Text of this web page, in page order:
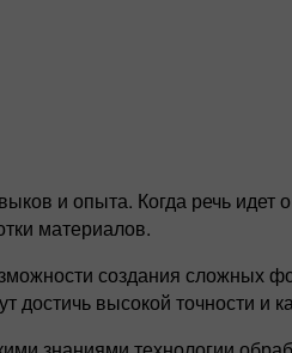
и опыта. Когда речь идет
материалов.
создания сложных
высокой точности и